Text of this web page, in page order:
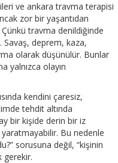
ve ankara travma terapisi
zor bir yaşantıdan
travma denildiğinde
deprem, kaza,
olarak düşünülür. Bunlar
yalnızca olayın
kendini çaresiz,
tehdit altında
bir kişide derin bir iz
yaratmayabilir. Bu nedenle
sorusuna değil, “kişinin
gerekir.